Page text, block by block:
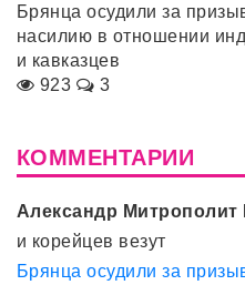
Брянца осудили за
насилию в отношении
и кавказцев
923
3
КОММЕНТАРИИ
Александр Митрополит
и корейцев везут
Брянца осудили за